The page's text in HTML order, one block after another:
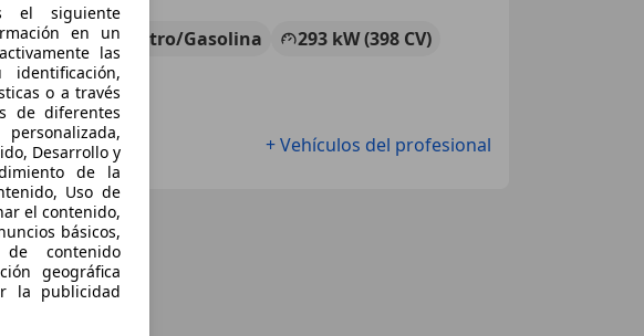
km Electro/Gasolina
293 kW (398 CV)
+ Vehículos del profesional
el siguiente
en un
las
o a través
de diferentes
Desarrollo y
de la
Uso de
el contenido,
básicos,
contenido
geográfica
la publicidad